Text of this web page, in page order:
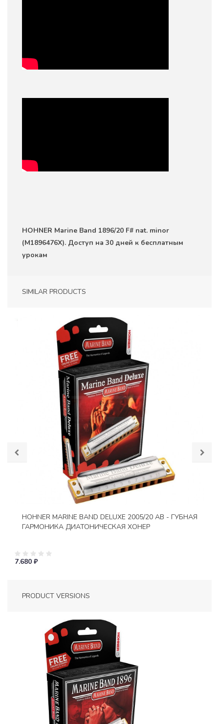
HOHNER Marine Band 1896/20 F# nat. minor
(M1896476X). Доступ на 30 дней к бесплатным
урокам
SIMILAR PRODUCTS
HOHNER MARINE BAND DELUXE 2005/20 AB - ГУБНАЯ
ГАРМОНИКА ДИАТОНИЧЕСКАЯ ХОНЕР
7.680 ₽
PRODUCT VERSIONS